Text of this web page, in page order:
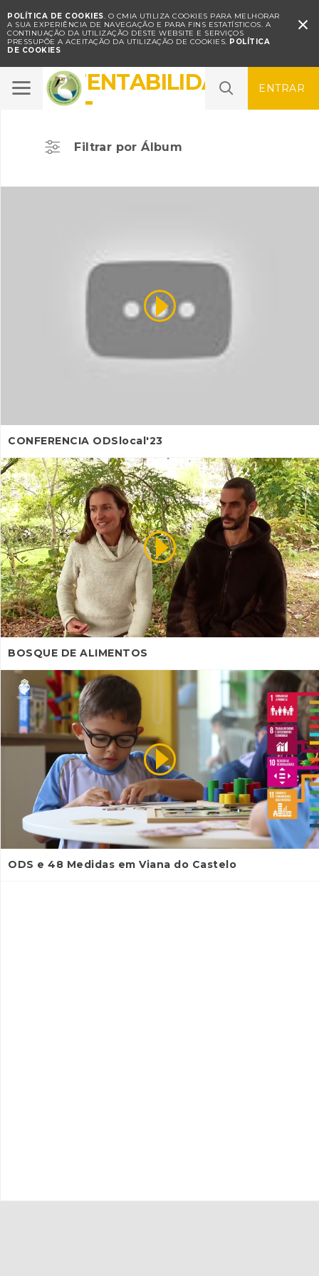
POLÍTICA DE COOKIES. O CMIA UTILIZA COOKIES PARA MELHORAR
A SUA EXPERIÊNCIA DE NAVEGAÇÃO E PARA FINS ESTATÍSTICOS. A
CONTINUAÇÃO DA UTILIZAÇÃO DESTE WEBSITE E SERVIÇOS
PRESSUPÕE A ACEITAÇÃO DA UTILIZAÇÃO DE COOKIES. POLÍTICA
DE COOKIES

ENTRAR
SUSTENTABILIDADE
Filtrar por Álbum
CONFERENCIA ODSlocal'23
BOSQUE DE ALIMENTOS
ODS e 48 Medidas em Viana do Castelo